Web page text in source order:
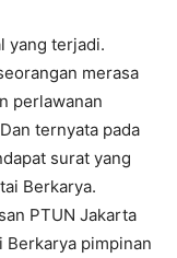
yang terjadi.
merasa
perlawanan
ternyata pada
surat yang
Berkarya.
PTUN Jakarta
Berkarya pimpinan